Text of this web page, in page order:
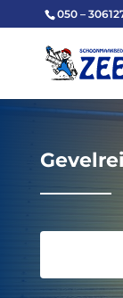
050 –